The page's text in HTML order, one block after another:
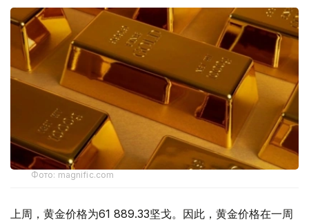
Фото: magnific.com
上周，黄金价格为61 889.33坚戈。因此，黄金价格在一周